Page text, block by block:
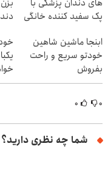
های دندان پزشکی با
پک سفید کننده خانگی
ابنجا ماشین شاهین
خودتو سریع و راحت
بفروش
۰ ۰
شما چه نظری دارید؟